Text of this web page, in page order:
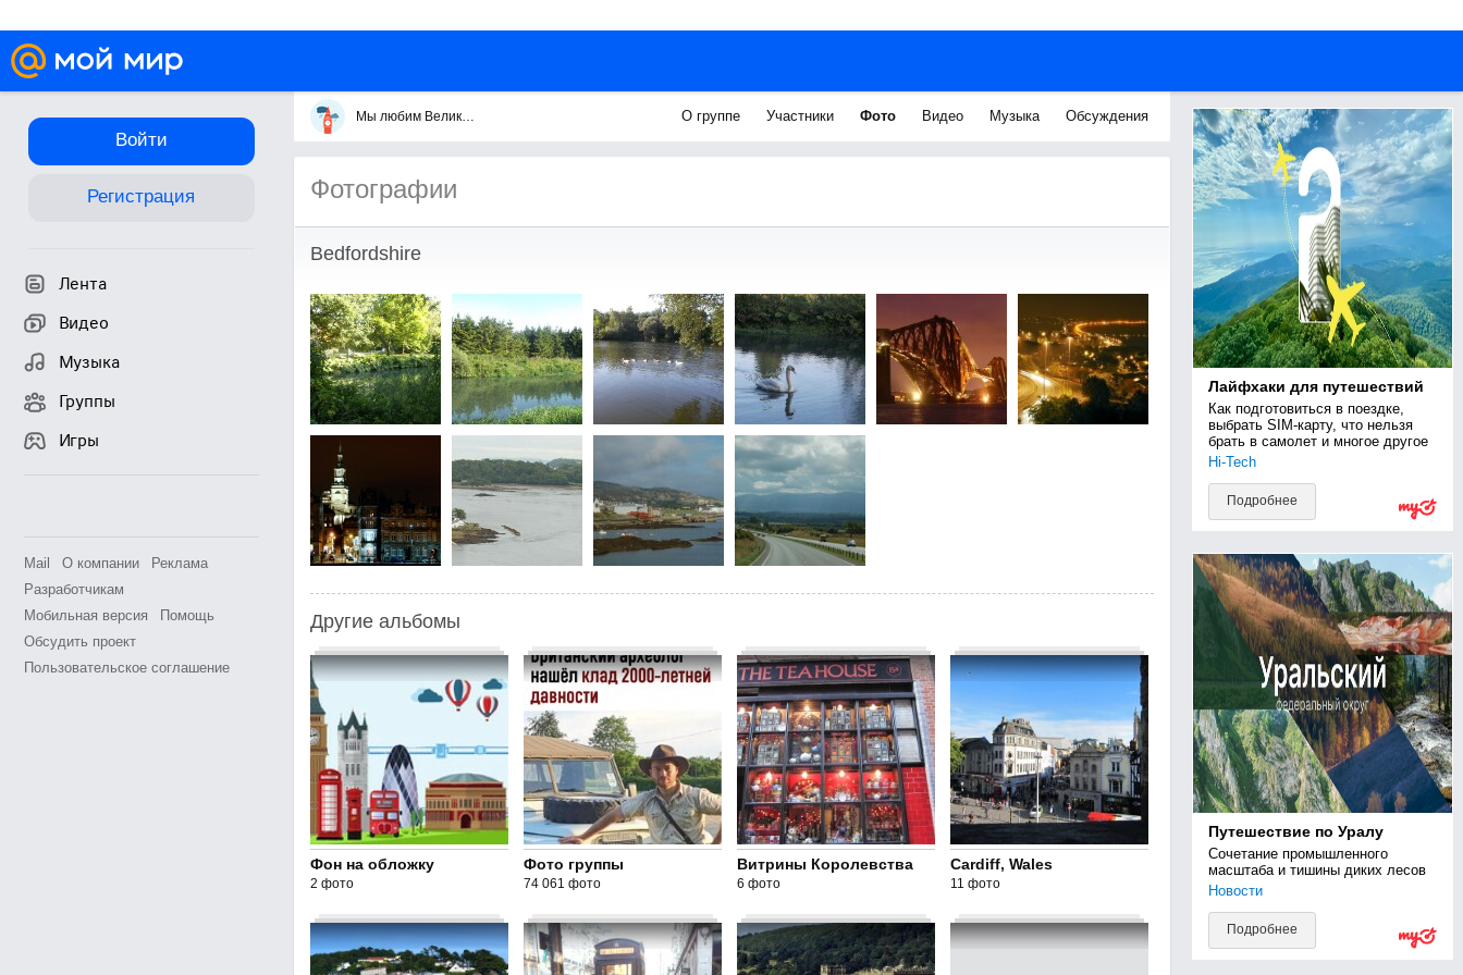
Войти
Регистрация
Лента
Видео
Музыка
Группы
Игры
Mail О компании
Реклама
Разработчикам
Мобильная версия
Помощь
Обсудить проект
Пользовательское соглашение
Мы любим Великобританию О группе Участники Фото Видео Музыка Обсуждения
Фотографии
Bedfordshire
Другие альбомы
Фон на обложку
2 фото
Фото группы
74 061 фото
Витрины Королевства
6 фото
Cardiff, Wales
11 фото
Лайфхаки для путешествий
Как подготовиться в поездке,
выбрать SIM-карту, что нельзя
брать в самолет и многое другое
Hi-Tech
Подробнее
Путешествие по Уралу
Сочетание промышленного
масштаба и тишины диких лесов
Новости
Подробнее